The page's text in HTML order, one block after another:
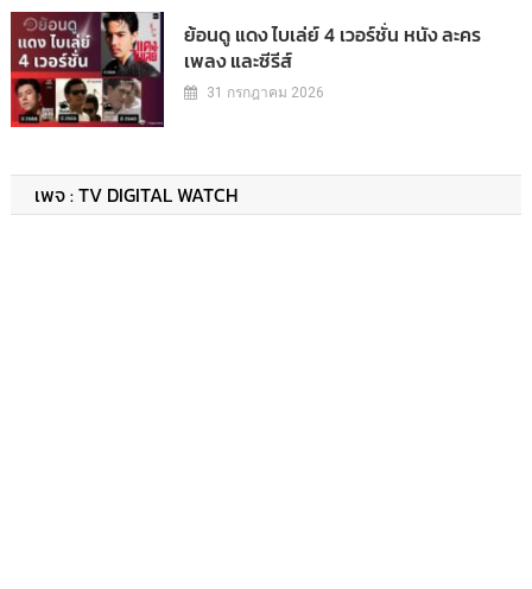
ย้อนดู แดง ไบเล่ย์ 4 เวอร์ชั่น หนัง ละคร
เพลง และซีรีส์
31 กรกฎาคม 2026
เพจ : TV DIGITAL WATCH